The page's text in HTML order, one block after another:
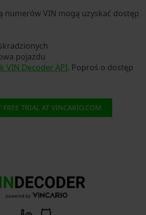
numerów VIN mogą uzyskać dostęp
pojazdu
VIN Decoder API. Poproś o dostęp
FREE TRIAL AT VINCARIO.COM